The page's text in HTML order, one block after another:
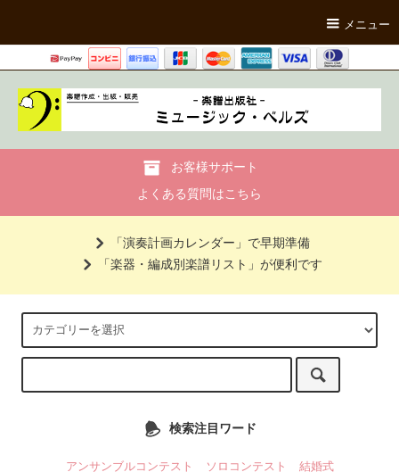
メニュー
お客様サポート
よくある質問はこちら
「演奏計画カレンダー」で早期準備
「楽器・編成別楽譜リスト」が便利です
検索注目ワード
アンサンブルコンテスト ソロコンテスト
結婚式